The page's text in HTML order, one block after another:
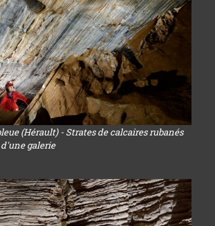
(Hérault) - Strates de calcaires rubanés
galerie